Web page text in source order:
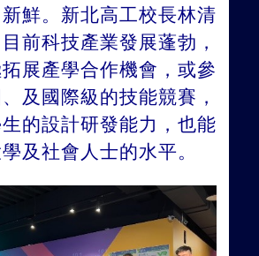
鮮。新北高工校長林清
前科技產業發展蓬勃，
展產學合作機會，或參
及國際級的技能競賽，
的設計研發能力，也能
及社會人士的水平。